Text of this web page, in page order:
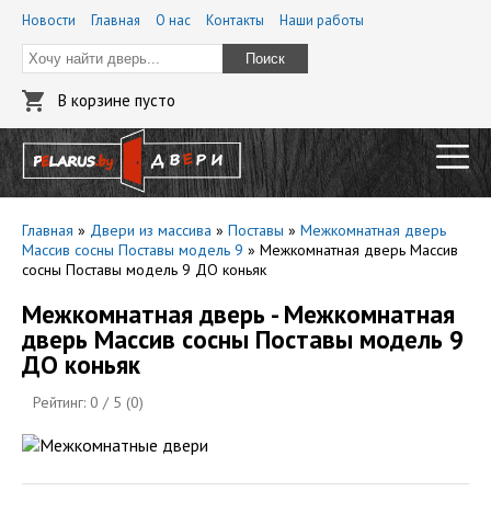
Новости Главная О нас Контакты Наши работы
Поиск
В корзине пусто
Главная » Двери из массива » Поставы » Межкомнатная дверь
Массив сосны Поставы модель 9 » Межкомнатная дверь Массив
сосны Поставы модель 9 ДО коньяк
Межкомнатная дверь - Межкомнатная
дверь Массив сосны Поставы модель 9
ДО коньяк
Рейтинг: 0 / 5 (0)